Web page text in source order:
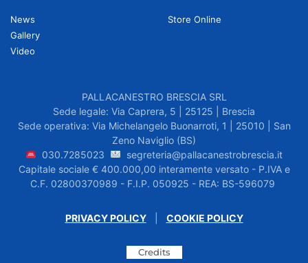
News
Gallery
Video
Store Online
PALLACANESTRO BRESCIA SRL
Sede legale: Via Caprera, 5 | 25125 | Brescia
Sede operativa: Via Michelangelo Buonarroti, 1 | 25010 | San
Zeno Naviglio (BS)
030.7285023
segreteria@pallacanestrobrescia.it
Capitale sociale € 400.000,00 interamente versato - P.IVA e
C.F. 02800370989 - F.I.P. 050925 - REA: BS-596079
PRIVACY POLICY| COOKIE POLICY
Credits